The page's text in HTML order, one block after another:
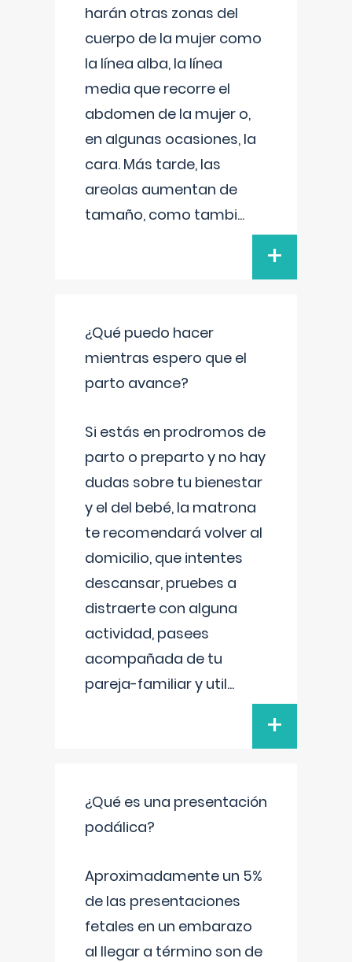
harán otras zonas del
cuerpo de la mujer como
la línea alba, la línea
media que recorre el
abdomen de la mujer o,
en algunas ocasiones, la
cara. Más tarde, las
areolas aumentan de
tamaño, como tambi...
+
¿Qué puedo hacer
mientras espero que el
parto avance?
Si estás en prodromos de
parto o preparto y no hay
dudas sobre tu bienestar
y el del bebé, la matrona
te recomendará volver al
domicilio, que intentes
descansar, pruebes a
distraerte con alguna
actividad, pasees
acompañada de tu
pareja-familiar y util...
+
¿Qué es una presentación
podálica?
Aproximadamente un 5%
de las presentaciones
fetales en un embarazo
al llegar a término son de